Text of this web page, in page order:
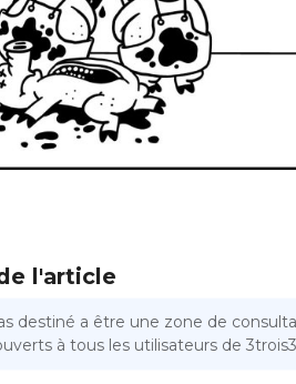
l'article
destiné a être une zone de
à tous les utilisateurs de